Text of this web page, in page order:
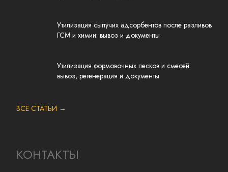
Утилизация сыпучих адсорбентов после разливов
ГСМ и химии: вывоз и документы
Утилизация формовочных песков и смесей:
вывоз, регенерация и документы
ВСЕ СТАТЬИ →
КОНТАКТЫ